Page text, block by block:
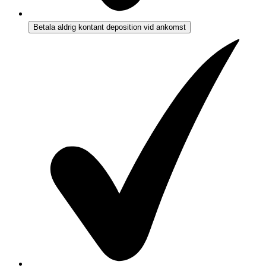
Betala aldrig kontant deposition vid ankomst